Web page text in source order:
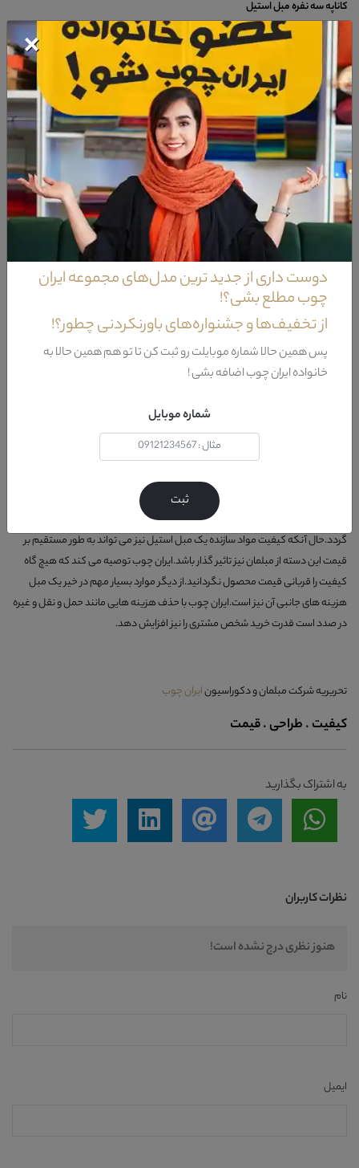
کاناپه سه نفره مبل استیل
کاناپه تک نفره مبل استیل
صندلی میزبان مبل استیل
میز جلو مبل استیل
میز عسلی استیل
در برخی موارد ممکن است اجراتیی مانند لاوست و یا شزلون مبل استیل بر این اجزا
اضافه گردد.حال آنکه بهره بردن از هر یک از اجزا ذکر شده می تواند بر محل قرار گیری
این دسته از محصولا کاملا تاثیر گذار باشد.
نکته ی آخر که می تواند بر خرید هر یک از محصولات منزل شما تاثر گذار باشد قیمت
مبل استیل نیز است.مبل استیل ایتالیایی با توجه به پیچیدگی بسیار بالا در بخش های
مختلف خود از جمله مبل های با قیمت بالا در این دسته از محصولات محسوب می
گردد.حال آنکه کیفیت مواد سازنده یک مبل استیل نیز می تواند به طور مستقیم بر
قیمت این دسته از مبلمان نیز تاثیر گذار باشد.ایران چوب توصیه می کند که هیچ گاه
کیفیت را قربانی قیمت محصول نگردانید.از دیگر موارد بسیار مهم در خیر یک مبل
هزینه های جانبی آن نیز است.ایران چوب با حذف هزینه هایی مانند حمل و نقل و غیره
در صدد است قدرت خرید شخص مشتری را نیز افزایش دهد.
تحریریه شرکت مبلمان و دکوراسیونایران چوب
کیفیت . طراحی . قیمت
به اشتراک بگذارید
نظرات کاربران
هنوز نظری درج نشده است!
نام
ایمیل
×
دوست داری از جدید ترین مدل‌های مجموعه ایران
چوب مطلع بشی؟!
از تخفیف‌ها و جشنواره‌های باورنکردنی چطور؟!
پس همین حالا شماره موبایلت رو ثبت کن تا تو هم همین حالا به
خانواده ایران چوب اضافه بشی !
شماره موبایل
ثبت